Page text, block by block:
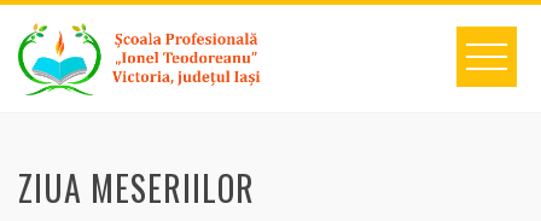
content
ZIUA MESERIILOR